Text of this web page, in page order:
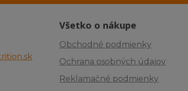
Všetko o nákupe
Obchodné podmienky
Ochrana osobných údajov
Reklamačné podmienky